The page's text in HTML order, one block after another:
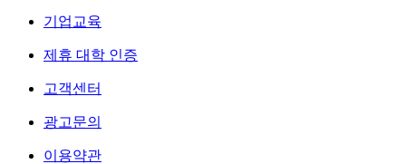
기업교육
제휴 대학 인증
고객센터
광고문의
이용약관